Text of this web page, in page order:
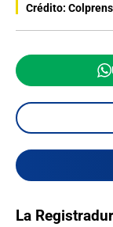
Crédito:
La